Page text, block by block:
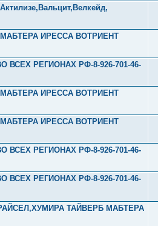
МАБТЕРА ИРЕССА ВОТРИЕНТ
РЕГИОНАХ РФ-8-926-701-46-
МАБТЕРА ИРЕССА ВОТРИЕНТ
МАБТЕРА ИРЕССА ВОТРИЕНТ
РЕГИОНАХ РФ-8-926-701-46-
РЕГИОНАХ РФ-8-926-701-46-
ТАЙВЕРБ МАБТЕРА